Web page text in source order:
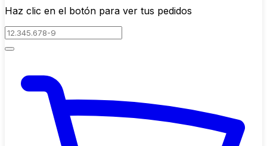
Haz clic en el botón para ver tus pedidos